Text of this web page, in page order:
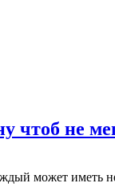
чтоб не
может иметь